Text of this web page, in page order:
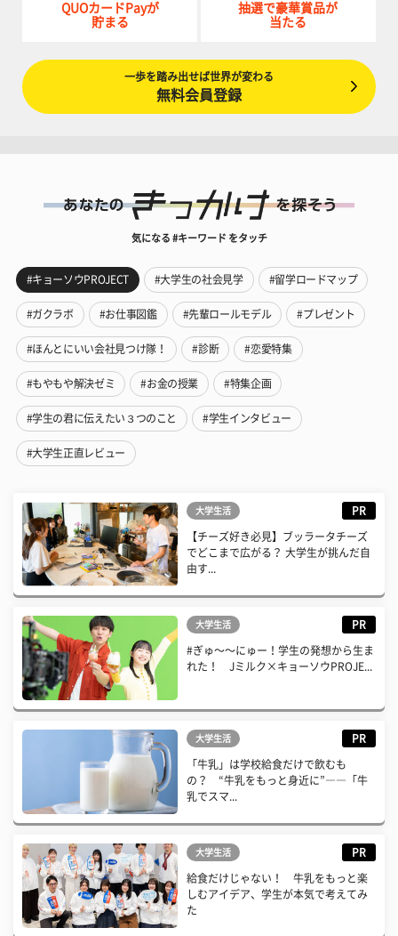
QUOカードPayが
貯まる
抽選で豪華賞品が
当たる
一歩を踏み出せば世界が変わる
無料会員登録
気になる #キーワード をタッチ
#キョーソウPROJECT #大学生の社会見学 #留学ロードマップ
#ガクラボ #お仕事図鑑 #先輩ロールモデル #プレゼント
#ほんとにいい会社見つけ隊！ #診断 #恋愛特集
#もやもや解決ゼミ #お金の授業 #特集企画
#学生の君に伝えたい３つのこと #学生インタビュー
#大学生正直レビュー
大学生活 PR
【チーズ好き必見】ブッラータチーズ
でどこまで広がる？ 大学生が挑んだ自
由す...
大学生活 PR
#ぎゅ〜〜にゅー！学生の発想から生ま
れた！ Jミルク×キョーソウPROJE...
大学生活 PR
「牛乳」は学校給食だけで飲むも
の？ “牛乳をもっと身近に”――「牛
乳でスマ...
大学生活 PR
給食だけじゃない！ 牛乳をもっと楽
しむアイデア、学生が本気で考えてみ
た